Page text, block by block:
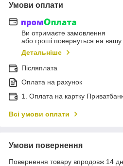
Умови оплати
Ви отримаєте замовлення
або гроші повернуться на вашу
Детальніше
Післяплата
Оплата на рахунок
1. Оплата на картку
Всі умови оплати
Умови повернення
Повернення товару впродовж 14